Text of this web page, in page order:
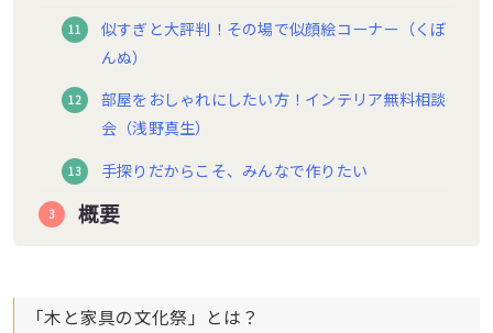
似すぎと大評判！その場で似顔絵コーナー（くぼ
んぬ）
部屋をおしゃれにしたい方！インテリア無料相談
会（浅野真生）
手探りだからこそ、みんなで作りたい
概要
「木と家具の文化祭」とは？